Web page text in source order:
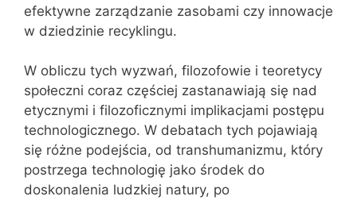
efektywne zarządzanie zasobami czy innowacje
w dziedzinie recyklingu.
W obliczu tych wyzwań, filozofowie i teoretycy
społeczni coraz częściej zastanawiają się nad
etycznymi i filozoficznymi implikacjami postępu
technologicznego. W debatach tych pojawiają
się różne podejścia, od transhumanizmu, który
postrzega technologię jako środek do
doskonalenia ludzkiej natury, po